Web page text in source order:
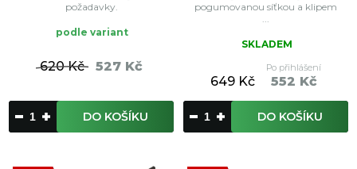
požadavky.
podle variant
620 Kč 527 Kč
DO KOŠÍKU
pogumovanou síťkou a klipem
...
SKLADEM
649 Kč
Po přihlášení
552 Kč
DO KOŠÍKU